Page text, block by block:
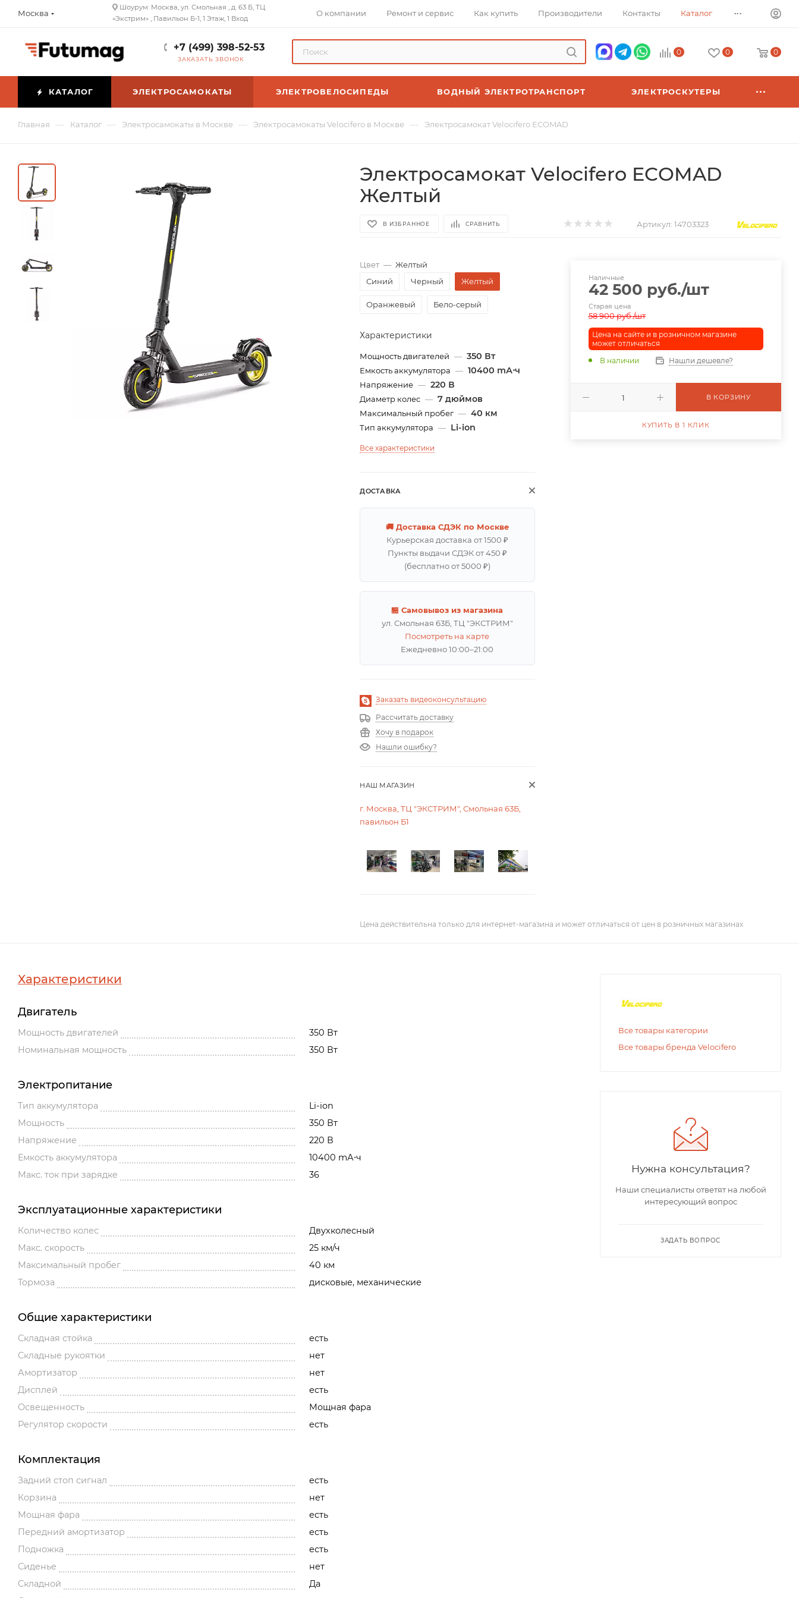
Москва
Шоурум: Москва, ул. Смольная , д. 63 Б, ТЦ
«Экстрим» , Павильон Б-1, 1 Этаж, 1 Вход
О компании Ремонт и сервис Как купить Производители Контакты Каталог ...
+7 (499) 398-52-53
ЗАКАЗАТЬ ЗВОНОК
0 0 0
КАТАЛОГ ЭЛЕКТРОСАМОКАТЫ ЭЛЕКТРОВЕЛОСИПЕДЫ ВОДНЫЙ ЭЛЕКТРОТРАНСПОРТ ЭЛЕКТРОСКУТЕРЫ
Главная — Каталог — Электросамокаты в Москве — Электросамокаты Velocifero в Москве — Электросамокат Velocifero ECOMAD
Электросамокат Velocifero ECOMAD
Желтый
В ИЗБРАННОЕ СРАВНИТЬ Артикул: 14703323
Цвет — Желтый
Синий
Черный Желтый
Оранжевый Бело-серый
Характеристики
Мощность двигателей — 350 Вт
Емкость аккумулятора — 10400 mА⋅ч
Напряжение — 220 В
Диаметр колес — 7 дюймов
Максимальный пробег — 40 км
Тип аккумулятора — Li-ion
Все характеристики
ДОСТАВКА
🚚 Доставка СДЭК по Москве
Курьерская доставка от 1500 ₽
Пункты выдачи СДЭК от 450 ₽
(бесплатно от 5000 ₽)
🏪 Самовывоз из магазина
ул. Смольная 63Б, ТЦ "ЭКСТРИМ"
Посмотреть на карте
Ежедневно 10:00–21:00
Заказать видеоконсультацию
Рассчитать доставку
Хочу в подарок
Нашли ошибку?
НАШ МАГАЗИН
г. Москва, ТЦ "ЭКСТРИМ", Смольная 63Б,
павильон Б1
Наличные
42 500 руб./шт
Старая цена
58 900руб./шт
Цена на сайте и в розничном магазине
может отличаться
В наличии
Нашли дешевле?
В КОРЗИНУ
КУПИТЬ В 1 КЛИК
Цена действительна только для интернет-магазина и может отличаться от цен в розничных магазинах
Характеристики
Двигатель
Мощность двигателей
350 Вт
Номинальная мощность
350 Вт
Электропитание
Тип аккумулятора
Li-ion
Мощность
350 Вт
Напряжение
220 В
Емкость аккумулятора
10400 mА⋅ч
Макс. ток при зарядке
36
Эксплуатационные характеристики
Количество колес
Двухколесный
Макс. скорость
25 км/ч
Максимальный пробег
40 км
Тормоза
дисковые, механические
Общие характеристики
Складная стойка
есть
Складные рукоятки
нет
Амортизатор
нет
Дисплей
есть
Освещенность
Мощная фара
Регулятор скорости
есть
Комплектация
Задний стоп сигнал
есть
Корзина
нет
Мощная фара
есть
Передний амортизатор
есть
Подножка
есть
Сиденье
нет
Складной
Да
Все товары категории
Все товары бренда Velocifero
Нужна консультация?
Наши специалисты ответят на любой
интересующий вопрос
ЗАДАТЬ ВОПРОС